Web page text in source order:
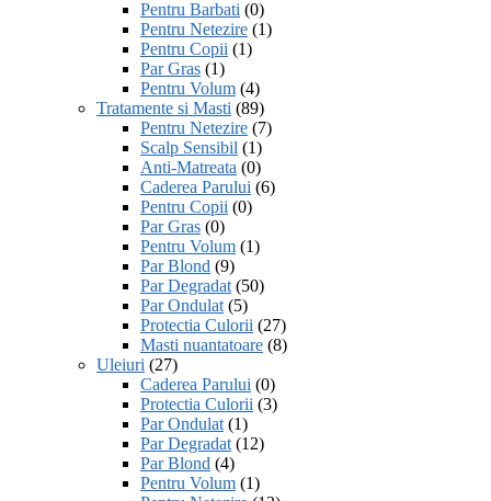
Pentru Barbati (0)
Pentru Netezire (1)
Pentru Copii (1)
Par Gras (1)
Pentru Volum (4)
Tratamente si Masti (89)
Pentru Netezire (7)
Scalp Sensibil (1)
Anti-Matreata (0)
Caderea Parului (6)
Pentru Copii (0)
Par Gras (0)
Pentru Volum (1)
Par Blond (9)
Par Degradat (50)
Par Ondulat (5)
Protectia Culorii (27)
Masti nuantatoare (8)
Uleiuri (27)
Caderea Parului (0)
Protectia Culorii (3)
Par Ondulat (1)
Par Degradat (12)
Par Blond (4)
Pentru Volum (1)